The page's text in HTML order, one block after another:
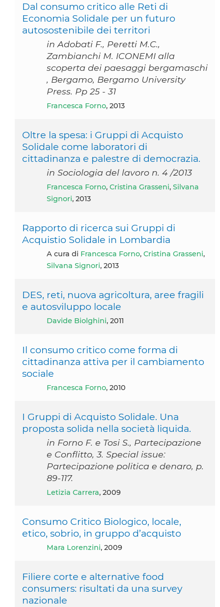
Dal consumo critico alle Reti di
Economia Solidale per un futuro
autosostenibile dei territori
in Adobati F., Peretti M.C.,
Zambianchi M. ICONEMI alla
scoperta dei paesaggi bergamaschi
, Bergamo, Bergamo University
Press. Pp 25 - 31
Francesca Forno, 2013
Oltre la spesa: i Gruppi di Acquisto
Solidale come laboratori di
cittadinanza e palestre di democrazia.
in Sociologia del lavoro n. 4 /2013
Francesca Forno, Cristina Grasseni, Silvana
Signori, 2013
Rapporto di ricerca sui Gruppi di
Acquistio Solidale in Lombardia
A cura di Francesca Forno, Cristina Grasseni,
Silvana Signori, 2013
DES, reti, nuova agricoltura, aree fragili
e autosviluppo locale
Davide Biolghini, 2011
Il consumo critico come forma di
cittadinanza attiva per il cambiamento
sociale
Francesca Forno, 2010
I Gruppi di Acquisto Solidale. Una
proposta solida nella società liquida.
in Forno F. e Tosi S., Partecipazione
e Conflitto, 3. Special issue:
Partecipazione politica e denaro, p.
89-117.
Letizia Carrera, 2009
Consumo Critico Biologico, locale,
etico, sobrio, in gruppo d’acquisto
Mara Lorenzini, 2009
Filiere corte e alternative food
consumers: risultati da una survey
nazionale